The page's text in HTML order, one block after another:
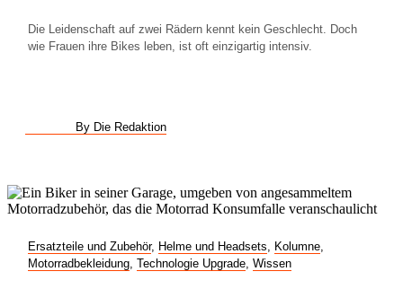
Die Leidenschaft auf zwei Rädern kennt kein Geschlecht. Doch
wie Frauen ihre Bikes leben, ist oft einzigartig intensiv.
By Die Redaktion
Ersatzteile und Zubehör, Helme und Headsets Kolumne
Motorradbekleidung Technologie Upgrade Wissen